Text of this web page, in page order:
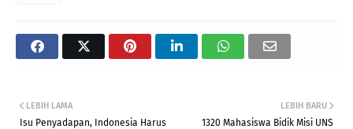
LEBIH BARU
1320 Mahasiswa Bidik Misi UNS
LEBIH LAMA
Isu Penyadapan, Indonesia Harus